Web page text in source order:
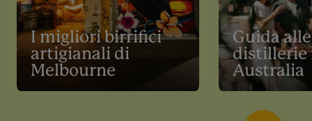
I migliori birrifici
artigianali di
Melbourne
Guida
distillerie
Australia